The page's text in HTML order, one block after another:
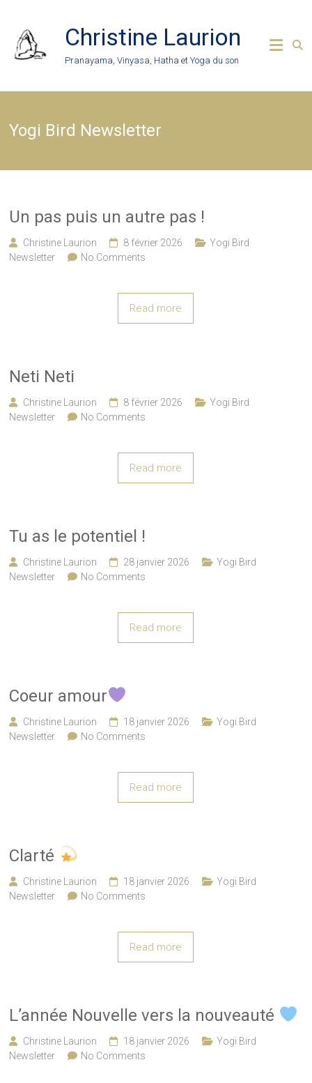
content
Christine Laurion
Pranayama, Vinyasa, Hatha et Yoga du son
Yogi Bird Newsletter
Un pas puis un autre pas !
Christine Laurion 8 février 2026
Yogi Bird
Newsletter
No Comments
Read more
Neti Neti
Christine Laurion 8 février 2026
Yogi Bird
Newsletter
No Comments
Read more
Tu as le potentiel !
Christine Laurion 28 janvier 2026
Yogi Bird
Newsletter
No Comments
Read more
Coeur amour
Christine Laurion 18 janvier 2026
Yogi Bird
Newsletter
No Comments
Read more
Clarté
Christine Laurion 18 janvier 2026
Yogi Bird
Newsletter
No Comments
Read more
L’année Nouvelle vers la nouveauté
Christine Laurion 18 janvier 2026
Yogi Bird
Newsletter
No Comments